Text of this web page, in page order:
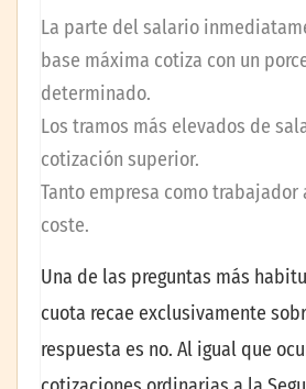
La parte del salario
base máxima cotiza con un
determinado.
Los tramos más elevados de
cotización superior.
Tanto empresa como
coste.
Una de las preguntas más
cuota recae exclusivamente
respuesta es no. Al igual que